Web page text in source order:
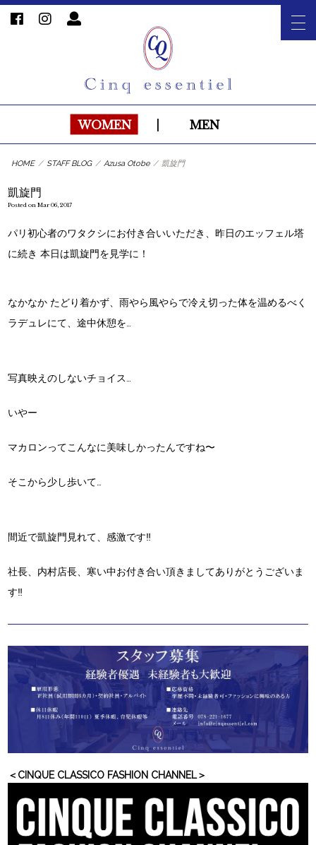
WOMEN MEN
HOME / STAFF BLOG / Azusa Otobe / 凱旋門
凱旋門
Posted on Mar 06, 2017
パリ初心者のワタクシにお付き合いいただき、昨日のエッフェル塔
に続き 本日は凱旋門を見学に！
なかなか たどり着かず、雨やら風やらで冷え切った体を温めるべく
ラデュレにて、途中休憩を…
写真映えのしないチョイス…
いやー
マカロンってこんなに美味しかったんですね〜
そこから少し歩いて…
間近で凱旋門見れて、感激です‼︎
社長、内村店長、寒い中お付き合い頂きましてありがとうございま
す‼︎
＜CINQUE CLASSICO FASHION CHANNEL＞